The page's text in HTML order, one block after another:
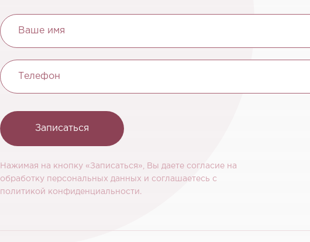
Ваше имя
Телефон
Записаться
Нажимая на кнопку «Записаться», Вы даете согласие на
обработку персональных данных и соглашаетесь c
политикой конфиденциальности.